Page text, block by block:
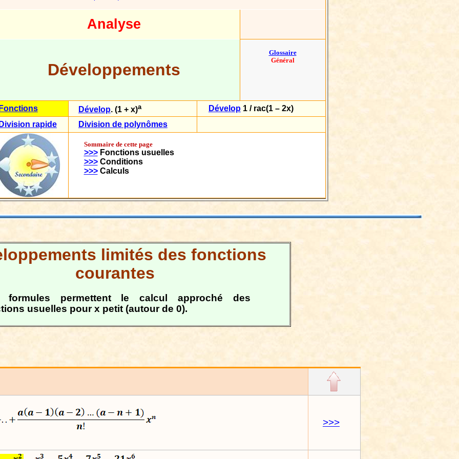
Analyse
Développements
Glossaire
Général
Dévelop. (1 + x)a Dévelop1 / rac(1 – 2x)
rapide
Division de polynômes
Sommaire de cette page
>>>Fonctions usuelles
>>>Conditions
>>>Calculs
limités des fonctions
courantes
formules permettent le calcul approché des
usuelles pour x petit (autour de 0).
>>>